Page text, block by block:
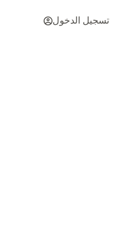
تسجيل الدخول